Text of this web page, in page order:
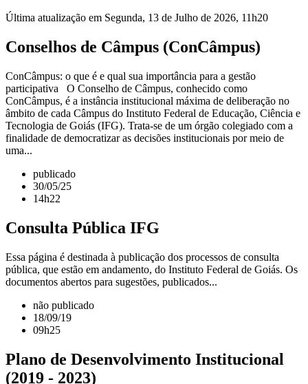
Última atualização em Segunda, 13 de Julho de 2026, 11h20
Conselhos de Câmpus (ConCâmpus)
ConCâmpus: o que é e qual sua importância para a gestão
participativa O Conselho de Câmpus, conhecido como
ConCâmpus, é a instância institucional máxima de deliberação no
âmbito de cada Câmpus do Instituto Federal de Educação, Ciência e
Tecnologia de Goiás (IFG). Trata-se de um órgão colegiado com a
finalidade de democratizar as decisões institucionais por meio de
uma...
publicado
30/05/25
14h22
Consulta Pública IFG
Essa página é destinada à publicação dos processos de consulta
pública, que estão em andamento, do Instituto Federal de Goiás. Os
documentos abertos para sugestões, publicados...
não publicado
18/09/19
09h25
Plano de Desenvolvimento Institucional
(2019 - 2023)